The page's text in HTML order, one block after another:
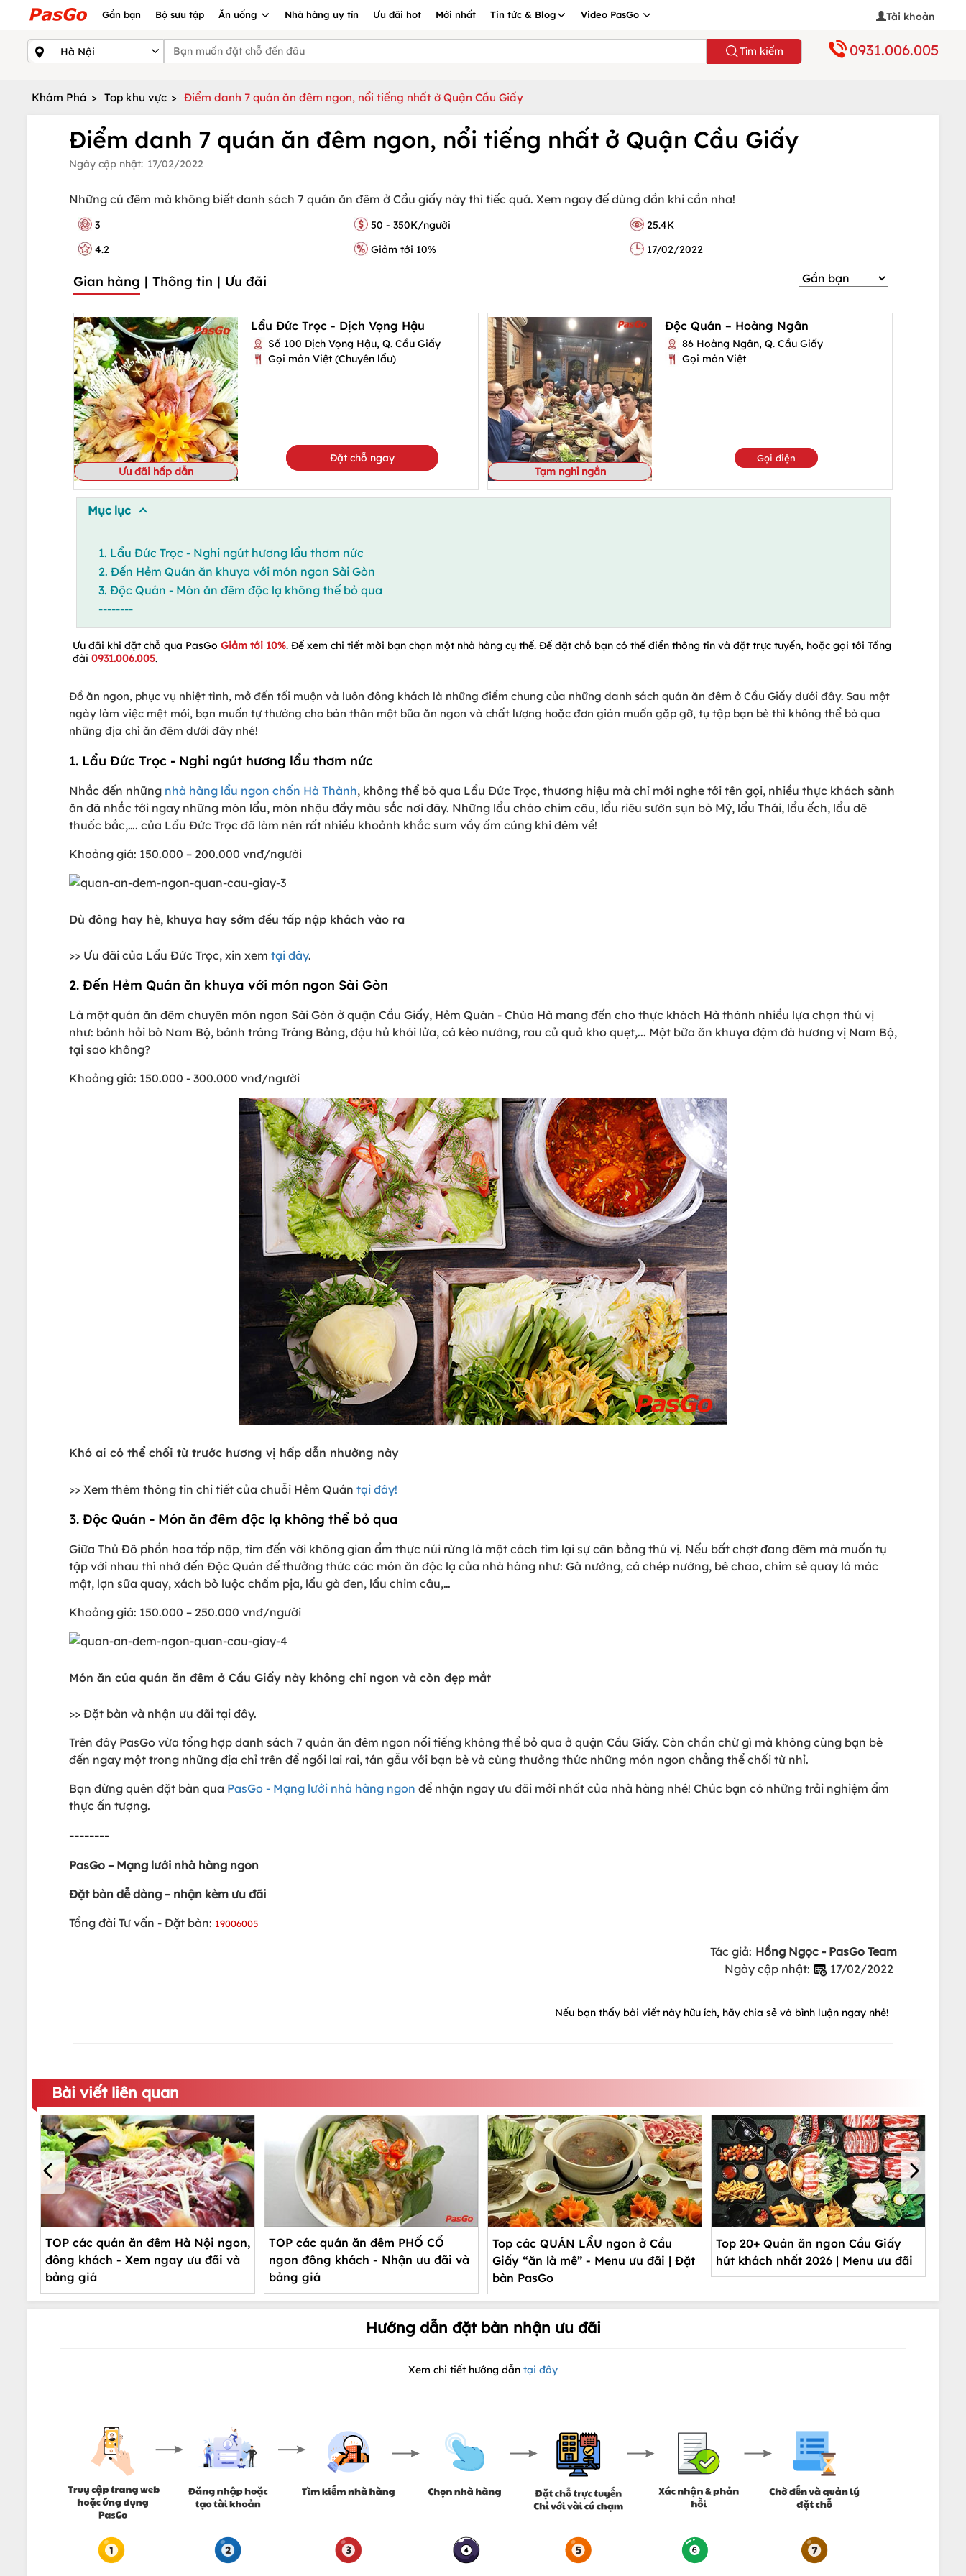
Gần bạn Bộ sưu tập Ăn uống Nhà hàng uy tín Ưu đãi hot Mới nhất Tin tức & Blog Video PasGo Tài khoản
Tìm kiếm 0931.006.005
Khám Phá > Top khu vực > Điểm danh 7 quán ăn đêm ngon, nổi tiếng nhất ở Quận Cầu Giấy
Điểm danh 7 quán ăn đêm ngon, nổi tiếng nhất ở Quận Cầu Giấy
Ngày cập nhật: 17/02/2022
Những cú đêm mà không biết danh sách 7 quán ăn đêm ở Cầu giấy này thì tiếc quá. Xem ngay để dùng dần khi cần nha!
3 50 - 350K/người
25.4K
4.2
Giảm tới 10% 17/02/2022
Gian hàng | Thông tin | Ưu đãi
Ưu đãi hấp dẫn
Lẩu Đức Trọc - Dịch Vọng Hậu
Số 100 Dịch Vọng Hậu, Q. Cầu Giấy
Gọi món Việt (Chuyên lẩu)
Đặt chỗ ngay
Tạm nghỉ ngắn
Độc Quán – Hoàng Ngân
86 Hoàng Ngân, Q. Cầu Giấy
Gọi món Việt
Gọi điện
Mục lục
1. Lẩu Đức Trọc - Nghi ngút hương lẩu thơm nức
2. Đến Hẻm Quán ăn khuya với món ngon Sài Gòn
3. Độc Quán - Món ăn đêm độc lạ không thể bỏ qua
--------
Ưu đãi khi đặt chỗ qua PasGo Giảm tới 10%. Để xem chi tiết mời bạn chọn một nhà hàng cụ thể. Để đặt chỗ bạn có thể điền thông tin và đặt trực tuyến, hoặc gọi tới Tổng
đài 0931.006.005.
Đồ ăn ngon, phục vụ nhiệt tình, mở đến tối muộn và luôn đông khách là những điểm chung của những danh sách quán ăn đêm ở Cầu Giấy dưới đây. Sau một
ngày làm việc mệt mỏi, bạn muốn tự thưởng cho bản thân một bữa ăn ngon và chất lượng hoặc đơn giản muốn gặp gỡ, tụ tập bạn bè thì không thể bỏ qua
những địa chỉ ăn đêm dưới đây nhé!
1. Lẩu Đức Trọc - Nghi ngút hương lẩu thơm nức
Nhắc đến những nhà hàng lẩu ngon chốn Hà Thành, không thể bỏ qua Lẩu Đức Trọc, thương hiệu mà chỉ mới nghe tới tên gọi, nhiều thực khách sành
ăn đã nhắc tới ngay những món lẩu, món nhậu đầy màu sắc nơi đây. Những lẩu cháo chim câu, lẩu riêu sườn sụn bò Mỹ, lẩu Thái, lẩu ếch, lẩu dê
thuốc bắc,…. của Lẩu Đức Trọc đã làm nên rất nhiều khoảnh khắc sum vầy ấm cúng khi đêm về!
Khoảng giá: 150.000 – 200.000 vnđ/người
Dù đông hay hè, khuya hay sớm đều tấp nập khách vào ra
>> Ưu đãi của Lẩu Đức Trọc, xin xem tại đây.
2. Đến Hẻm Quán ăn khuya với món ngon Sài Gòn
Là một quán ăn đêm chuyên món ngon Sài Gòn ở quận Cầu Giấy, Hẻm Quán - Chùa Hà mang đến cho thực khách Hà thành nhiều lựa chọn thú vị
như: bánh hỏi bò Nam Bộ, bánh tráng Tràng Bảng, đậu hủ khói lửa, cá kèo nướng, rau củ quả kho quẹt,... Một bữa ăn khuya đậm đà hương vị Nam Bộ,
tại sao không?
Khoảng giá: 150.000 - 300.000 vnđ/người
Khó ai có thể chối từ trước hương vị hấp dẫn nhường này
>> Xem thêm thông tin chi tiết của chuỗi Hẻm Quán tại đây!
3. Độc Quán - Món ăn đêm độc lạ không thể bỏ qua
Giữa Thủ Đô phồn hoa tấp nập, tìm đến với không gian ẩm thực núi rừng là một cách tìm lại sự cân bằng thú vị. Nếu bất chợt đang đêm mà muốn tụ
tập với nhau thì nhớ đến Độc Quán để thưởng thức các món ăn độc lạ của nhà hàng như: Gà nướng, cá chép nướng, bê chao, chim sẻ quay lá mác
mật, lợn sữa quay, xách bò luộc chấm pịa, lẩu gà đen, lẩu chim câu,…
Khoảng giá: 150.000 – 250.000 vnđ/người
Món ăn của quán ăn đêm ở Cầu Giấy này không chỉ ngon và còn đẹp mắt
>> Đặt bàn và nhận ưu đãi tại đây.
Trên đây PasGo vừa tổng hợp danh sách 7 quán ăn đêm ngon nổi tiếng không thể bỏ qua ở quận Cầu Giấy. Còn chần chừ gì mà không cùng bạn bè
đến ngay một trong những địa chỉ trên để ngồi lai rai, tán gẫu với bạn bè và cùng thưởng thức những món ngon chẳng thể chối từ nhỉ.
Bạn đừng quên đặt bàn qua PasGo - Mạng lưới nhà hàng ngon để nhận ngay ưu đãi mới nhất của nhà hàng nhé! Chúc bạn có những trải nghiệm ẩm
thực ấn tượng.
--------
PasGo – Mạng lưới nhà hàng ngon
Đặt bàn dễ dàng – nhận kèm ưu đãi
Tổng đài Tư vấn - Đặt bàn: 19006005
Tác giả: Hồng Ngọc - PasGo Team
Ngày cập nhật:
17/02/2022
Nếu bạn thấy bài viết này hữu ích, hãy chia sẻ và bình luận ngay nhé!
Bài viết liên quan
TOP các quán ăn đêm Hà Nội ngon,
đông khách - Xem ngay ưu đãi và
bảng giá
TOP các quán ăn đêm PHỐ CỔ
ngon đông khách - Nhận ưu đãi và
bảng giá
Top các QUÁN LẨU ngon ở Cầu
Giấy “ăn là mê” - Menu ưu đãi | Đặt
bàn PasGo
Top 20+ Quán ăn ngon Cầu Giấy
hút khách nhất 2026 | Menu ưu đãi
Hướng dẫn đặt bàn nhận ưu đãi
Xem chi tiết hướng dẫn tại đây